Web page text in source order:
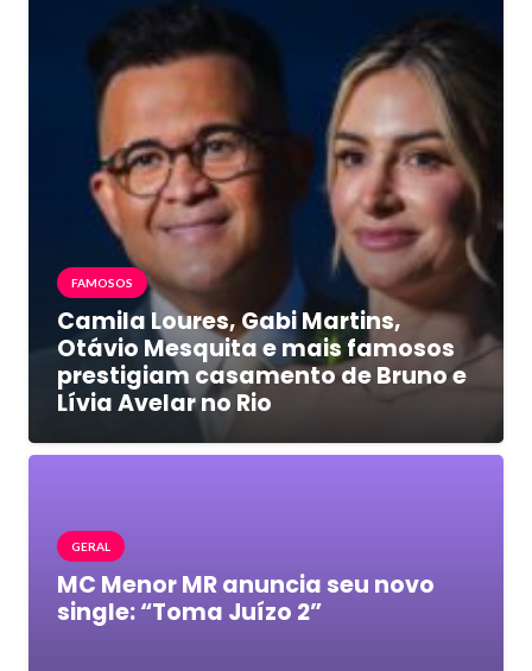
FAMOSOS
Camila Loures, Gabi Martins,
Otávio Mesquita e mais famosos
prestigiam casamento de Bruno e
Lívia Avelar no Rio
GERAL
MC Menor MR anuncia seu novo
single: “Toma Juízo 2”